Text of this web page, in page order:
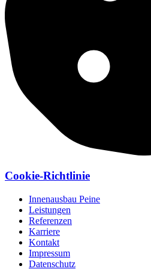
Cookie-Richtlinie
Innenausbau Peine
Leistungen
Referenzen
Karriere
Kontakt
Impressum
Datenschutz